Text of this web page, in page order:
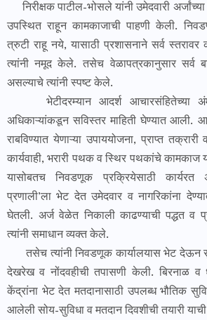
निरीक्षक पाटील-भोसले यांनी उमेदवारी
उपस्थित राहून कामकाजाची पाहणी केली.
त्रुटी राहू नये, यासाठी प्रशासनाने सर्व
त्यांनी नमूद केले. तसेच वेळापत्रकानुसार सर्व
असल्याचे त्यांनी स्पष्ट केले.
भेटीदरम्यान आदर्श आचारसंहितेच्या
अधिकाऱ्यांकडून सविस्तर माहिती घेण्यात आली.
राबविण्यात येणाऱ्या उपाययोजना, प्राप्त
कार्यवाही, भरारी पथक व स्थिर पथकांचे कामकाज
यासोबतच निवडणूक प्रक्रियेसाठी
प्रणाली’ला भेट देत उमेदवार व नागरिकांना
घेतली. अर्ज वेळेत निकाली काढण्याची पद्धत व
त्यांनी समाधान व्यक्त केले.
तसेच त्यांनी निवडणूक कार्यालयास भेट देऊन
देखरेख व नोंदवहीची तपासणी केली. बिरनाळ व
केंद्रांना भेट देत मतदानासाठी उपलब्ध भौतिक
आलेली सोय-सुविधा व मतदान दिवशीची तयारी याची